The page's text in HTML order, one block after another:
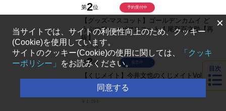
第2位
【グッズ-マスコット】ゴールデンカムイ ど
うぶつフォーゼマスコット 4.尾形百之助【再
販】
￥1,980
予約受付中
第3位
【くじメイト】今井文也のくじメイトVol.4～
チャラめに見える幼馴染、実は一途で独占欲
が強いんです～
発売中
目次
×
当サイトでは、サイトの利便性向上のため、クッキー
(Cookie)を使用しています。
サイトのクッキー(Cookie)の使用に関しては、
「クッキ
ーポリシー」
をお読みください。
同意する